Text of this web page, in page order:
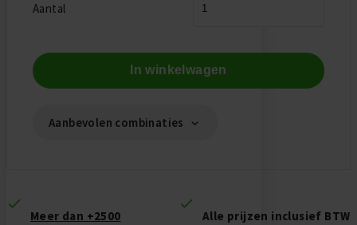
Aantal
In winkelwagen
Aanbevolen combinaties
Meer dan +2500 Alle prijzen inclusief BTW